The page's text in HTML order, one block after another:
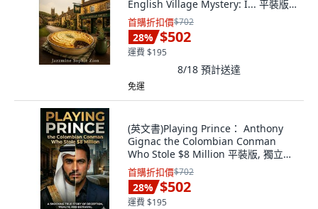
English Village Mystery: I... 平裝版,
Biz Guru Ltd., Paperback
首購折扣價$702
28% $502
運費 $195
8/18 預計送達
免運
(英文書)Playing Prince： Anthony
Gignac the Colombian Conman
Who Stole $8 Million 平裝版, 獨立出
版, 英文
首購折扣價$702
28% $502
運費 $195